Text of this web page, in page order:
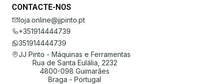
CONTACTE-NOS
loja.online@jjpinto.pt
+351914444739
351914444739
JJ Pinto - Máquinas e Ferramentas
Rua de Santa Eulália, 2232
4800-098 Guimarães
Braga - Portugal